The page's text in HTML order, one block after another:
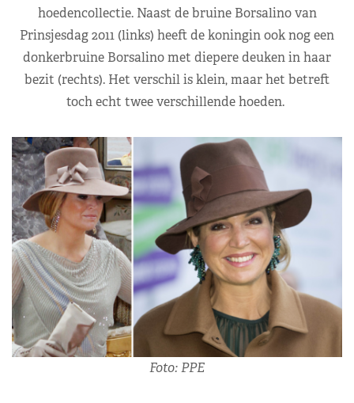
hoedencollectie. Naast de bruine Borsalino van
Prinsjesdag 2011 (links) heeft de koningin ook nog een
donkerbruine Borsalino met diepere deuken in haar
bezit (rechts). Het verschil is klein, maar het betreft
toch echt twee verschillende hoeden.
Foto: PPE